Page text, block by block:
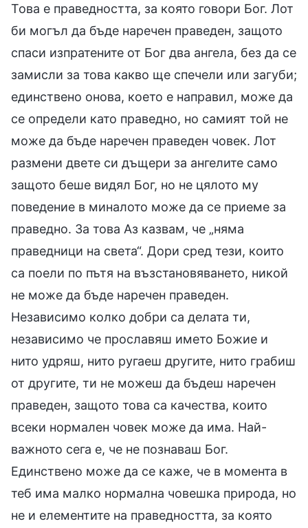
Това е праведността, за която говори Бог. Лот
би могъл да бъде наречен праведен, защото
спаси изпратените от Бог два ангела, без да се
замисли за това какво ще спечели или загуби;
единствено онова, което е направил, може да
се определи като праведно, но самият той не
може да бъде наречен праведен човек. Лот
размени двете си дъщери за ангелите само
защото беше видял Бог, но не цялото му
поведение в миналото може да се приеме за
праведно. За това Аз казвам, че „няма
праведници на света“. Дори сред тези, които
са поели по пътя на възстановяването, никой
не може да бъде наречен праведен.
Независимо колко добри са делата ти,
независимо че прославяш името Божие и
нито удряш, нито ругаеш другите, нито грабиш
от другите, ти не можеш да бъдеш наречен
праведен, защото това са качества, които
всеки нормален човек може да има. Най-
важното сега е, че не познаваш Бог.
Единствено може да се каже, че в момента в
теб има малко нормална човешка природа, но
не и елементите на праведността, за която